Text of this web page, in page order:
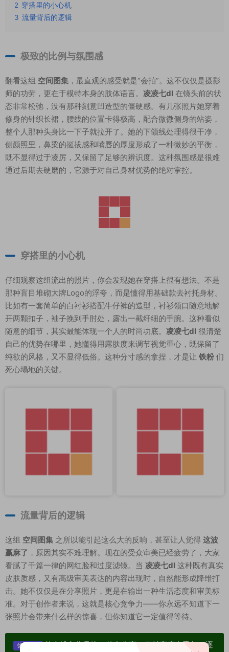
2 穿搭里的小心机
3 流量背后的逻辑
极致的比例与氛围感
翻看这组 空间图集 ，最直观的感受就是“会拍”。这不仅仅是摄影
师的功劳，更在于模特本身的肢体语言。 凌凌七dl 在镜头前的状
态非常松弛，没有那种刻意凹造型的僵硬感。有几张照片她穿着
修身的针织长裙，腰线的位置卡得极高，配合微微侧身的站姿，
整个人那种头身比一下子就拉开了。她的下颌线处理得很干净，
侧颜照里，鼻梁的挺拔感和嘴唇的厚度形成了一种微妙的平衡，
既不显得过于凌厉，又保留了足够的辨识度。这种氛围感是很难
通过后期去硬磨的，它源于对自己身材优势的绝对掌控。
穿搭里的小心机
仔细观察这组流出的照片，你会发现她在穿搭上很有想法。不是
那种盲目堆砌大牌Logo的浮夸，而是懂得用基础款去衬托身材。
比如有一套简单的白衬衫搭配牛仔裤的造型，衬衫领口随意地解
开两颗扣子，袖子挽到手肘处，露出一截纤细的手腕。这种看似
随意的细节，其实最能体现一个人的时尚功底。 凌凌七dl 很清楚
自己的优势在哪里，她懂得用露肤度来调节视觉重心，既保留了
纯欲的风格，又不显得低俗。这种分寸感的拿捏，才是让 铁粉 们
死心塌地的关键。
流量背后的逻辑
这组 空间图集 之所以能引起这么大的反响，甚至让人觉得 这波
赢麻了 ，原因其实不难理解。现在的受众审美已经疲劳了，大家
看腻了千篇一律的网红脸和过度滤镜。当 凌凌七dl 这种既有真实
皮肤质感，又有高级审美表达的内容出现时，自然能形成降维打
击。她不仅仅是在分享照片，更是在输出一种生活态度和审美标
准。对于创作者来说，这就是核心竞争力——你永远不知道下一
张照片会带来什么样的惊喜，但你知道它一定值得等待。
优势：
单个博主作品统一整合分享、素材高度去重复、逐